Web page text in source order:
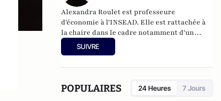
Alexandra Roulet est professeure
d'économie à l'INSEAD. Elle est rattachée à
la chaire dans le cadre notamment d'un
projet sur la mobilité sociale en France.
Ancienne élève de l'École normale
d'Harvard.
SUIVRE
POPULAIRES 24 Heures 7 Jours